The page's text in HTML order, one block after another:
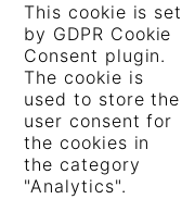
This cookie is set
by GDPR Cookie
Consent plugin.
The cookie is
used to store the
user consent for
the cookies in
the category
"Analytics".